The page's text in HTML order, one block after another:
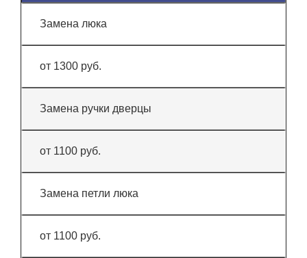
Замена люка
от 1300 руб.
Замена ручки дверцы
от 1100 руб.
Замена петли люка
от 1100 руб.